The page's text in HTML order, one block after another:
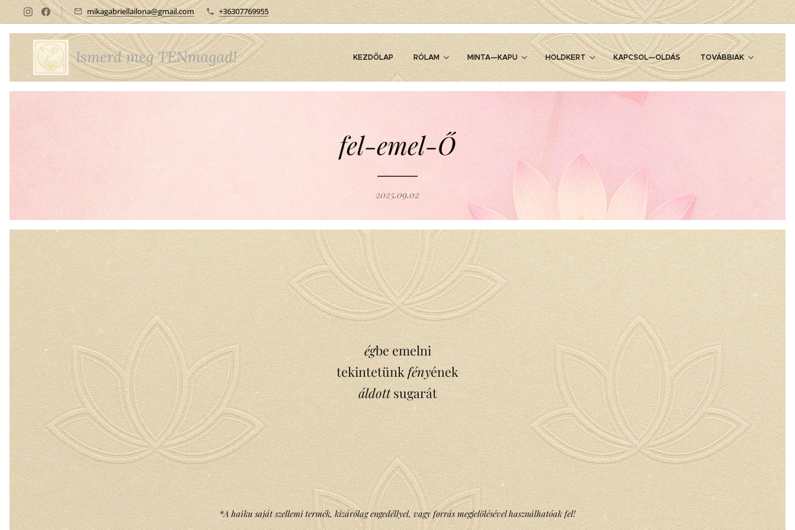
mikagabriellailona@gmail.com +36307769955
Ismerd meg TENmagad! KEZDŐLAP RÓLAM MINTA—KAPU HOLDKERT KAPCSOL—OLDÁS TOVÁBBIAK
fel-emel-Ő
2025.09.02
égbe emelni
tekintetünkfényének
áldottsugarát
*A haiku saját szellemi termék, kizárólag engedéllyel, vagy forrás megjelölésével használhatóak fel!